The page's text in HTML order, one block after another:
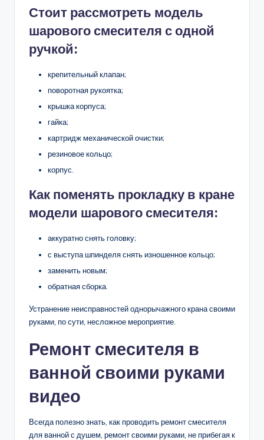
Стоит рассмотреть модель
шарового смесителя с одной
ручкой:
крепительный клапан;
поворотная рукоятка;
крышка корпуса;
гайка;
картридж механической очистки;
резиновое кольцо;
корпус.
Как поменять прокладку в кране
модели шарового смесителя:
аккуратно снять головку;
с выступа шпинделя снять изношенное кольцо;
заменить новым;
обратная сборка.
Устранение неисправностей однорычажного крана своими
руками, по сути, несложное мероприятие.
Ремонт смесителя в
ванной своими руками
видео
Всегда полезно знать, как проводить ремонт смесителя
для ванной с душем, ремонт своими руками, не прибегая к